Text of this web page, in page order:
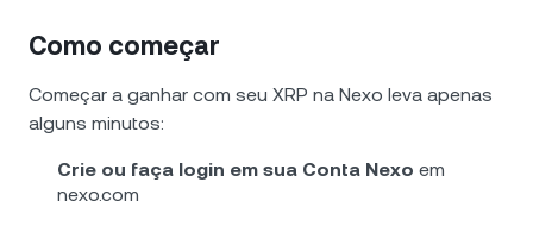
Como começar
Começar a ganhar com seu XRP na Nexo leva apenas
alguns minutos:
Crie ou faça login em sua Conta Nexo em
nexo.com